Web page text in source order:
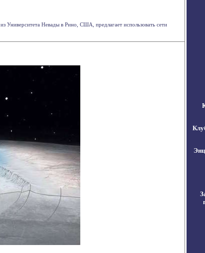
Невады в Рино, США, предлагает использовать сети